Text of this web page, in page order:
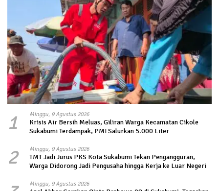
1 Minggu, 9 Agustus 2026
Krisis Air Bersih Meluas, Giliran Warga Kecamatan Cikole
Sukabumi Terdampak, PMI Salurkan 5.000 Liter
2 Minggu, 9 Agustus 2026
TMT Jadi Jurus PKS Kota Sukabumi Tekan Pengangguran,
Warga Didorong Jadi Pengusaha hingga Kerja ke Luar Negeri
Minggu, 9 Agustus 2026